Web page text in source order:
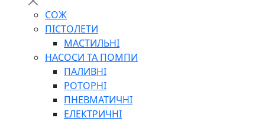
СОЖ
ПІСТОЛЕТИ
МАСТИЛЬНІ
НАСОСИ ТА ПОМПИ
ПАЛИВНІ
РОТОРНІ
ПНЕВМАТИЧНІ
ЕЛЕКТРИЧНІ